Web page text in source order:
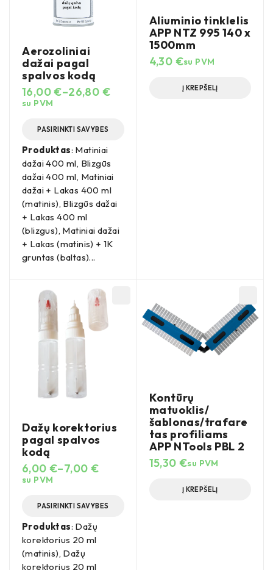
Aerozoliniai
dažai pagal
spalvos kodą
16,00€–26,80 €
su PVM
PASIRINKTI SAVYBES
Produktas: Matiniai
dažai 400 ml, Blizgūs
dažai 400 ml, Matiniai
dažai + Lakas 400 ml
(matinis), Blizgūs dažai
+ Lakas 400 ml
(blizgus), Matiniai dažai
+ Lakas (matinis) + 1K
gruntas (baltas)...
Aliuminio tinklelis
APP NTZ 995 140 x
1500mm
4,30 €su PVM
Į KREPŠELĮ
Dažų korektorius
pagal spalvos
kodą
6,00 €–7,00 €
su PVM
PASIRINKTI SAVYBES
Produktas: Dažų
korektorius 20 ml
(matinis), Dažų
korektorius 20 ml
Kontūrų
matuoklis/
šablonas/trafare
tas profiliams
APP NTools PBL 2
15,30 €su PVM
Į KREPŠELĮ